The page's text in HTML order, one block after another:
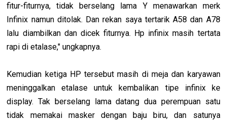
fitur-fiturnya, tidak berselang lama Y menawarkan merk
Infinix namun ditolak. Dan rekan saya tertarik A58 dan A78
lalu diambilkan dan dicek fiturnya. Hp infinix masih tertata
rapi di etalase," ungkapnya.
Kemudian ketiga HP tersebut masih di meja dan karyawan
meninggalkan etalase untuk kembalikan tipe infinix ke
display. Tak berselang lama datang dua perempuan satu
tidak memakai masker dengan baju biru, dan satunya